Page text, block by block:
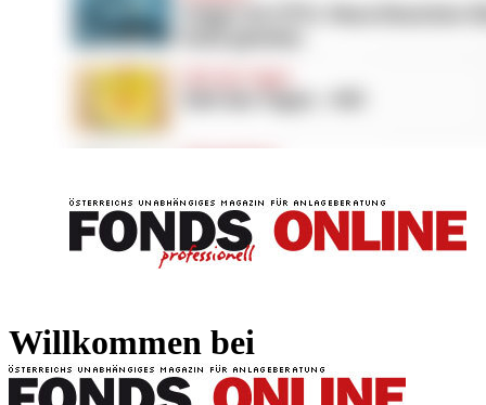
Willkommen bei